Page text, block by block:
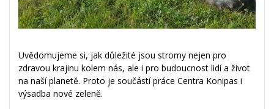
Uvědomujeme si, jak důležité jsou stromy nejen pro
zdravou krajinu kolem nás, ale i pro budoucnost lidí a život
na naší planetě. Proto je součástí práce Centra Konipas i
výsadba nové zeleně.